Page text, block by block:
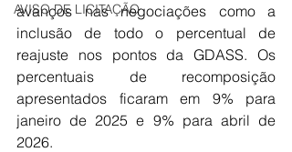
AVISO DE LICITAÇÃO
avanços nas negociações como a
inclusão de todo o percentual de
reajuste nos pontos da GDASS. Os
percentuais de recomposição
apresentados ficaram em 9% para
janeiro de 2025 e 9% para abril de
2026.